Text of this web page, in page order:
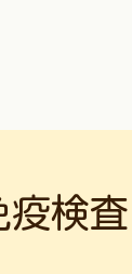
疫検査